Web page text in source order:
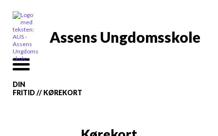
Assens Ungdomsskole
DIN
FRITID// KØREKORT